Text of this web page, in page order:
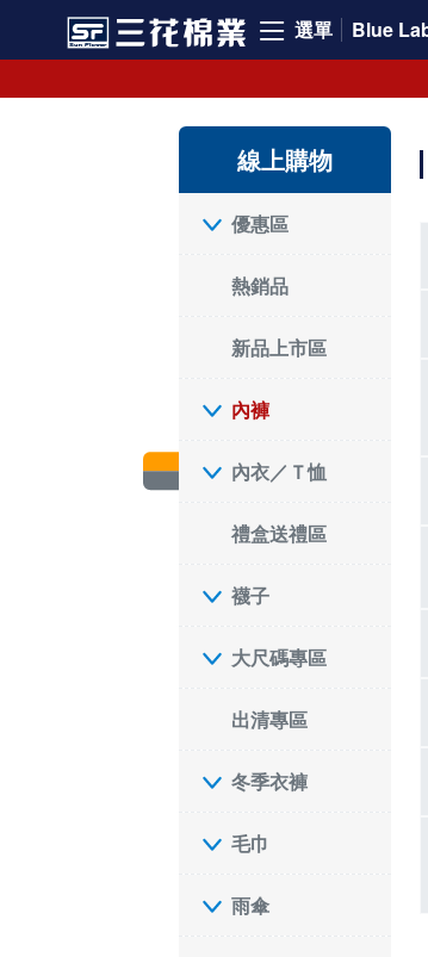
選單 Blue
線上購物
優惠區
熱銷品
新品上市區
內褲
內衣／Ｔ恤
禮盒送禮區
襪子
大尺碼專區
出清專區
冬季衣褲
毛巾
雨傘
選擇內褲、平口褲、純棉內褲首